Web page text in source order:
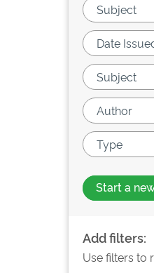
Start a
Add filters:
Use filters to